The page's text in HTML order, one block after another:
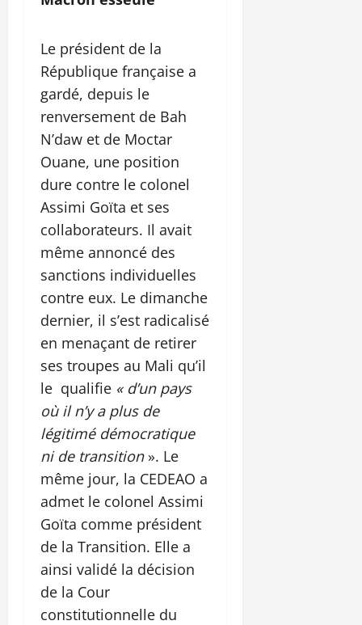
Le président de la
République française a
gardé, depuis le
renversement de Bah
N’daw et de Moctar
Ouane, une position
dure contre le colonel
Assimi Goïta et ses
collaborateurs. Il avait
même annoncé des
sanctions individuelles
contre eux. Le dimanche
dernier, il s’est radicalisé
en menaçant de retirer
ses troupes au Mali qu’il
le qualifie « d’un pays
où il n’y a plus de
légitimé démocratique
ni de transition». Le
même jour, la CEDEAO a
admet le colonel Assimi
Goïta comme président
de la Transition. Elle a
ainsi validé la décision
de la Cour
constitutionnelle du